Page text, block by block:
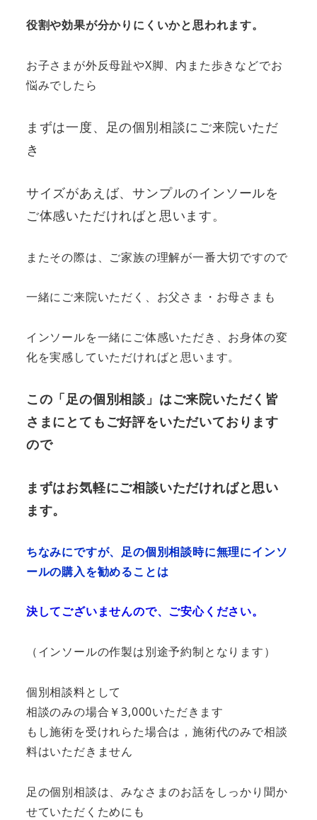
役割や効果が分かりにくいかと思われます。
お子さまが外反母趾やX脚、内また歩きなどでお
悩みでしたら
まずは一度、足の個別相談にご来院いただ
き
サイズがあえば、サンプルのインソールを
ご体感いただければと思います。
またその際は、ご家族の理解が一番大切ですので
一緒にご来院いただく、お父さま・お母さまも
インソールを一緒にご体感いただき、お身体の変
化を実感していただければと思います。
この「足の個別相談」はご来院いただく皆
さまにとてもご好評をいただいております
ので
まずはお気軽にご相談いただければと思い
ます。
ちなみにですが、足の個別相談時に無理にインソ
ールの購入を勧めることは
決してございませんので、ご安心ください。
（インソールの作製は別途予約制となります）
個別相談料として
相談のみの場合￥3,000いただきます
もし施術を受けれらた場合は，施術代のみで相談
料はいただきません
足の個別相談は、みなさまのお話をしっかり聞か
せていただくためにも